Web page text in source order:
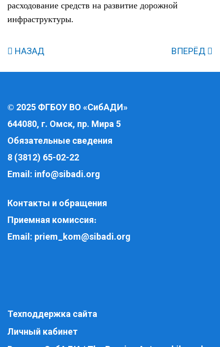
расходование средств на развитие дорожной
инфраструктуры.
НАЗАД ВПЕРЁД
© 2025 ФГБОУ ВО «СибАДИ»
644080, г. Омск, пр. Мира 5
Обязательные сведения
8 (3812) 65-02-22
Email: info@sibadi.org
Контакты и обращения
Приемная комиссия:
Email: priem_kom@sibadi.org
Техподдержка сайта
Личный кабинет